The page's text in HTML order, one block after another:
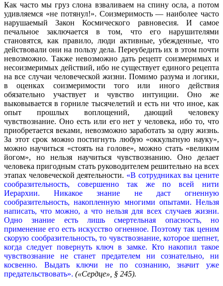
Как часто мы груз слона взваливаем на спину осла, а потом
удивляемся «не потянул!». Соизмеримость — наиболее часто
нарушаемый Закон Космического равновесия. И самое
печальное заключается в том, что его нарушителями
становятся, как правило, люди активные, убежденные, что
действовали они на пользу дела. Переубедить их в этом почти
невозможно. Также невозможно дать рецепт соизмеримых и
несоизмеримых действий, ибо не существует единого рецепта
на все случаи человеческой жизни. Помимо разума и логики,
в оценках соизмеримости того или иного действия
обязательно участвует и чувство интуиции. Оно же
выковывается в горниле тысячелетий и есть ни что иное, как
опыт прошлых воплощений, дающий человеку
чувствознание. Оно есть или его нет у человека, ибо то, что
приобретается веками, невозможно заработать за одну жизнь.
За этот срок можно постигнуть любую «оккультную науку»,
можно научиться «стоять на голове», можно стать «великим
йогом», но нельзя научиться чувствознанию. Оно делает
человека пригодным стать руководителем решительно на всех
этапах человеческой деятельности. «В сотрудниках вы цените
сообразительность, совершенно так же по всей нити
Иерархии. Никакое знание не даст огненную
сообразительность, накопленную многими опытами. Нельзя
написать, что можно, а что нельзя для всех случаев жизни.
Одно знание есть лишь смертельная опасность, но
применение его есть искусство огненное. Поэтому так ценим
скорую сообразительность, то чувствознание, которое шепнет,
когда следует повернуть ключ в замке. Кто накопил такое
чувствознание не станет предателем ни сознательно, ни
косвенно. Выдать ключи не по сознанию, значит уже
предательствовать». («Сердце», § 245).